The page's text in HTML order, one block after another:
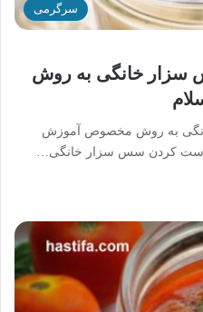
سرگرمی
خانگی به روش
به روش مخصوص آموزش
کردن سس سزار خانگی…